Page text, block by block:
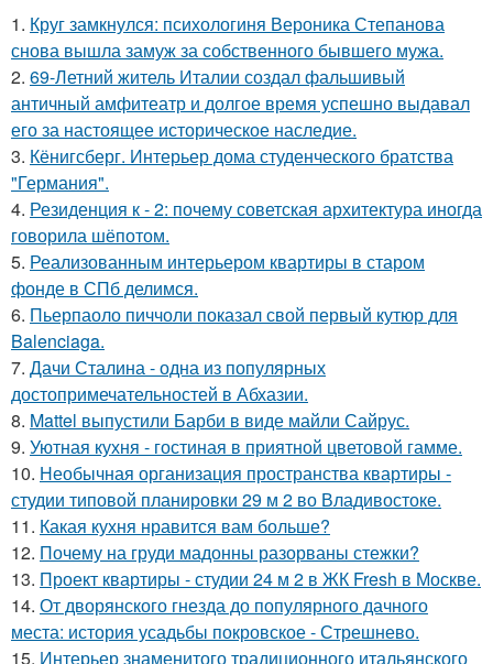
1. Круг замкнулся: психологиня Вероника Степанова
снова вышла замуж за собственного бывшего мужа.
2. 69-Летний житель Италии создал фальшивый
античный амфитеатр и долгое время успешно выдавал
его за настоящее историческое наследие.
3. Кёнигсберг. Интерьер дома студенческого братства
"Германия".
4. Резиденция к - 2: почему советская архитектура иногда
говорила шёпотом.
5. Реализованным интерьером квартиры в старом
фонде в СПб делимся.
6. Пьерпаоло пиччоли показал свой первый кутюр для
Balenciaga.
7. Дачи Сталина - одна из популярных
достопримечательностей в Абхазии.
8. Mattel выпустили Барби в виде майли Сайрус.
9. Уютная кухня - гостиная в приятной цветовой гамме.
10. Необычная организация пространства квартиры -
студии типовой планировки 29 м 2 во Владивостоке.
11. Какая кухня нравится вам больше?
12. Почему на груди мадонны разорваны стежки?
13. Проект квартиры - студии 24 м 2 в ЖК Fresh в Москве.
14. От дворянского гнезда до популярного дачного
места: история усадьбы покровское - Стрешнево.
15. Интерьер знаменитого традиционного итальянского